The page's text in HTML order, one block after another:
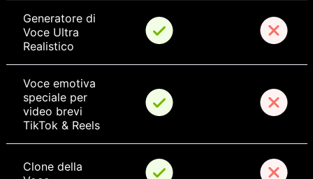
Generatore di
Voce Ultra
Realistico
Voce emotiva
speciale per
video brevi
TikTok & Reels
Clone della